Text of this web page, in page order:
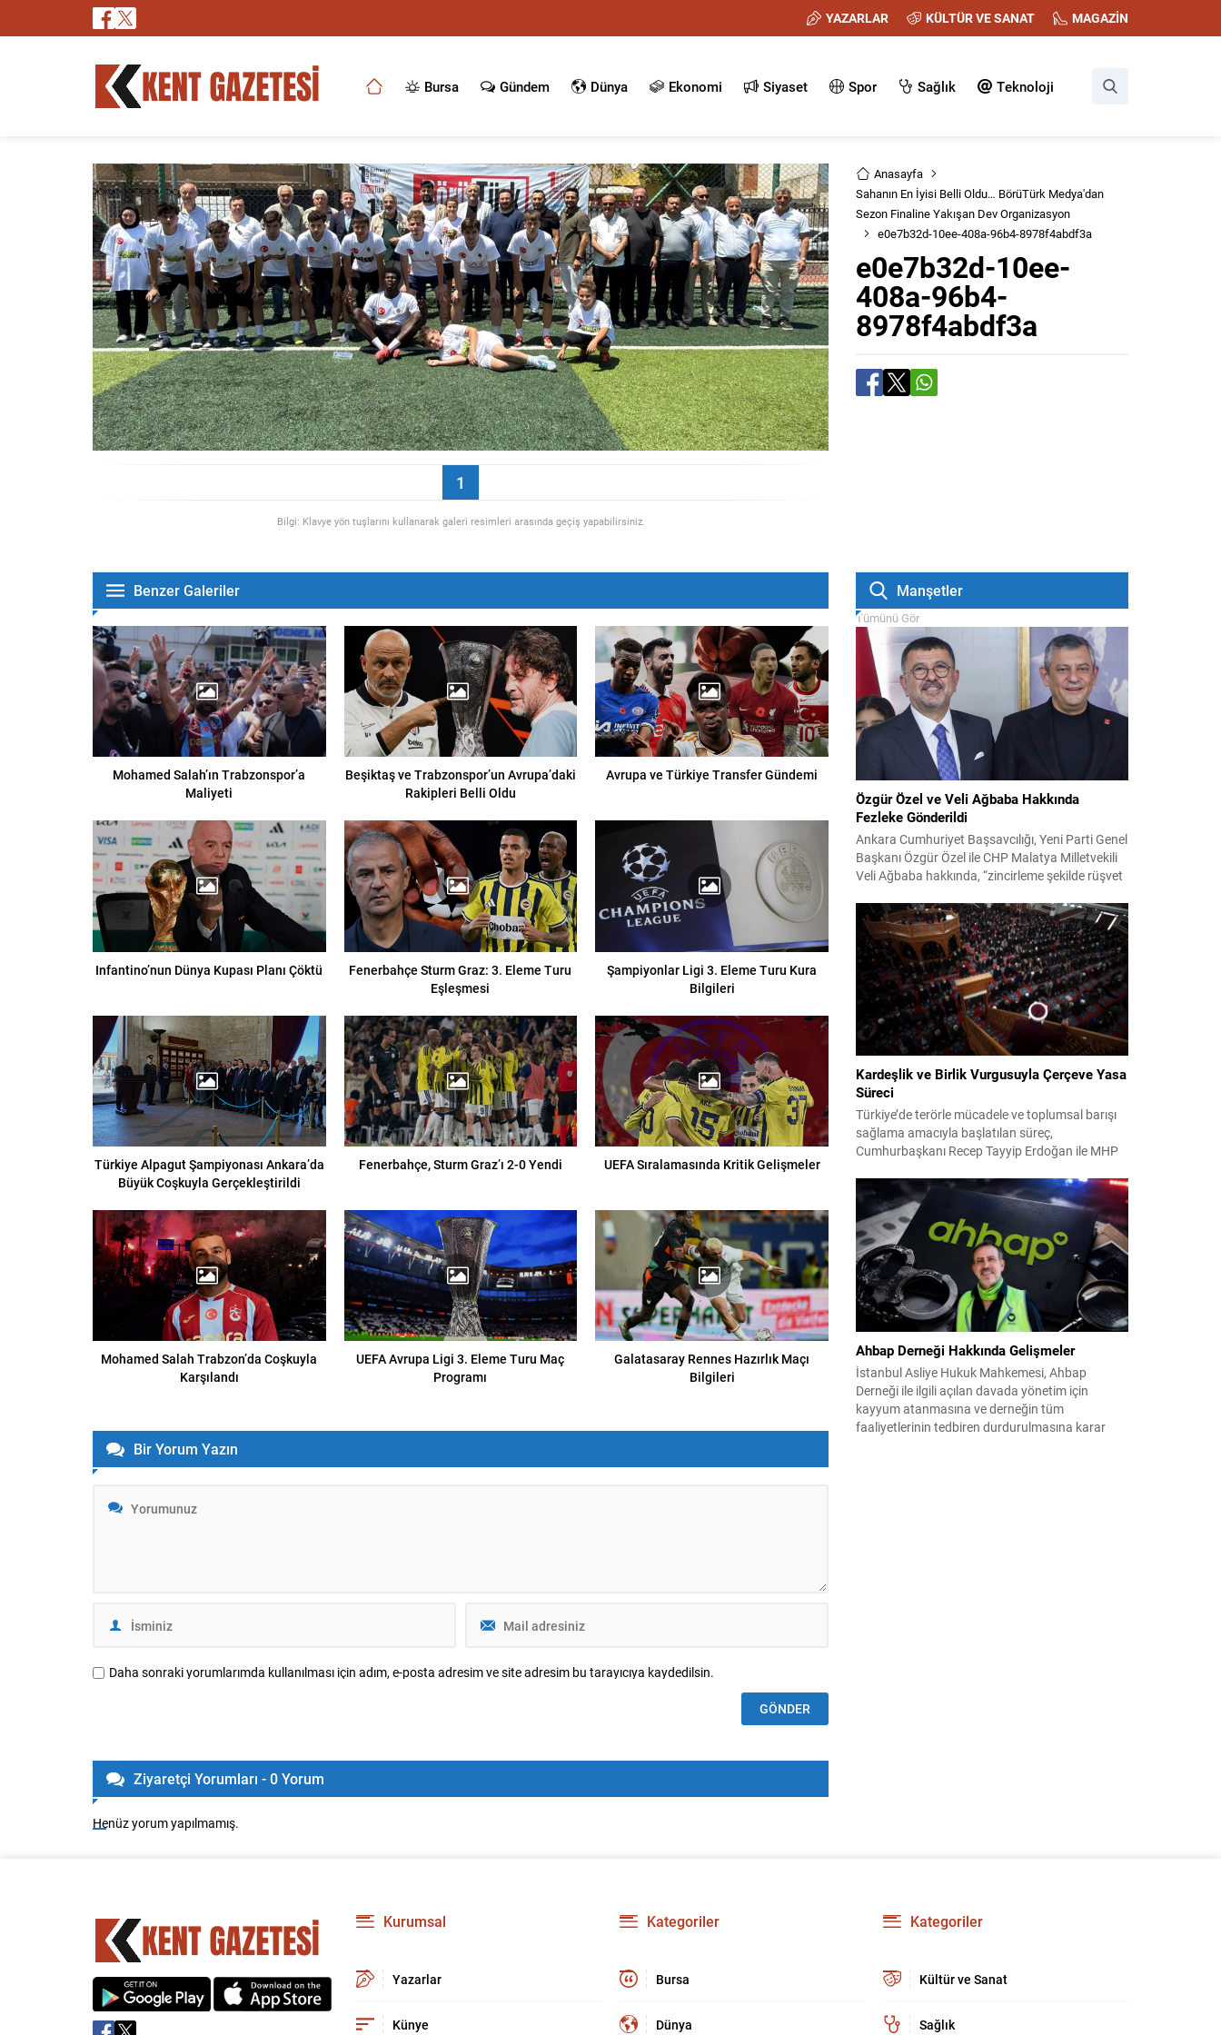
YAZARLAR KÜLTÜR VE SANAT MAGAZİN
Bursa Gündem Dünya Ekonomi Siyaset Spor Sağlık Teknoloji
1
Bilgi: Klavye yön tuşlarını kullanarak galeri resimleri arasında geçiş yapabilirsiniz.
Anasayfa
Sahanın En İyisi Belli Oldu… BörüTürk Medya'dan
Sezon Finaline Yakışan Dev Organizasyon
e0e7b32d-10ee-408a-96b4-8978f4abdf3a
e0e7b32d-10ee-
408a-96b4-
8978f4abdf3a
Benzer Galeriler
Mohamed Salah’ın Trabzonspor’a
Maliyeti
Beşiktaş ve Trabzonspor’un Avrupa’daki
Rakipleri Belli Oldu
Avrupa ve Türkiye Transfer Gündemi
Infantino’nun Dünya Kupası Planı Çöktü
Fenerbahçe Sturm Graz: 3. Eleme Turu
Eşleşmesi
Şampiyonlar Ligi 3. Eleme Turu Kura
Bilgileri
Türkiye Alpagut Şampiyonası Ankara’da
Büyük Coşkuyla Gerçekleştirildi
Fenerbahçe, Sturm Graz’ı 2-0 Yendi UEFA Sıralamasında Kritik Gelişmeler
Mohamed Salah Trabzon’da Coşkuyla
Karşılandı
UEFA Avrupa Ligi 3. Eleme Turu Maç
Programı
Galatasaray Rennes Hazırlık Maçı
Bilgileri
Bir Yorum Yazın
Daha sonraki yorumlarımda kullanılması için adım, e-posta adresim ve site adresim bu tarayıcıya kaydedilsin.
Ziyaretçi Yorumları - 0 Yorum
Henüz yorum yapılmamış.
Manşetler
Tümünü Gör
Özgür Özel ve Veli Ağbaba Hakkında
Fezleke Gönderildi
Ankara Cumhuriyet Başsavcılığı, Yeni Parti Genel
Başkanı Özgür Özel ile CHP Malatya Milletvekili
Veli Ağbaba hakkında, “zincirleme şekilde rüşvet
Adalet Bakanlığı’na sevk etti. Fezlekeler, 31 Mart
2024 yerel seçimleri ve 4-5 Kasım 2023’teki CHP
38. Olağan Kurultayı sürecine ilişkin iddiaları
kapsıyor. Daha önce Antalya ve İstanbul...
Kardeşlik ve Birlik Vurgusuyla Çerçeve Yasa
Süreci
Türkiye’de terörle mücadele ve toplumsal barışı
sağlama amacıyla başlatılan süreç,
Cumhurbaşkanı Recep Tayyip Erdoğan ile MHP
bir döneme girdi. Yaklaşık iki yıldır devam eden
çalışmaların ardından şimdi sürecin yasal zemini,
12 maddelik bir çerçeve yasa ile şekillendiriliyor.
Bugün komisyonda görüşülecek olan bu yasa
taslağı,...
Ahbap Derneği Hakkında Gelişmeler
İstanbul Asliye Hukuk Mahkemesi, Ahbap
Derneği ile ilgili açılan davada yönetim için
kayyum atanmasına ve derneğin tüm
faaliyetlerinin tedbiren durdurulmasına karar
Kurumsal
Yazarlar
Künye
Kategoriler
Bursa
Dünya
Kategoriler
Kültür ve Sanat
Sağlık